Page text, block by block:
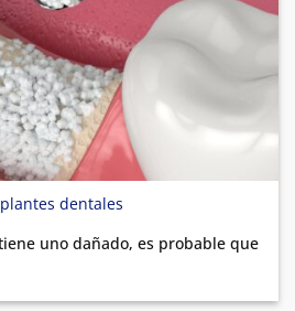
dentales
uno dañado, es probable que